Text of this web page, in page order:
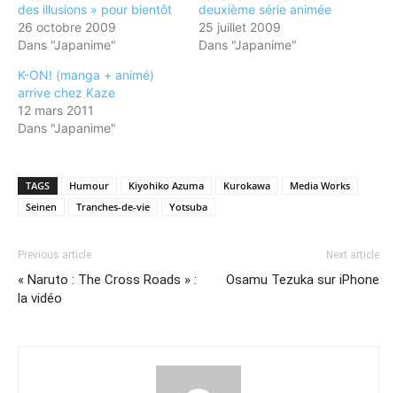
des illusions » pour bientôt
26 octobre 2009
Dans "Japanime"
deuxième série animée
25 juillet 2009
Dans "Japanime"
K-ON! (manga + animé)
arrive chez Kaze
12 mars 2011
Dans "Japanime"
TAGS Humour Kiyohiko Azuma Kurokawa
Media Works
Seinen
Tranches-de-vie Yotsuba
Previous article
« Naruto : The Cross Roads » :
la vidéo
Next article
Osamu Tezuka sur iPhone